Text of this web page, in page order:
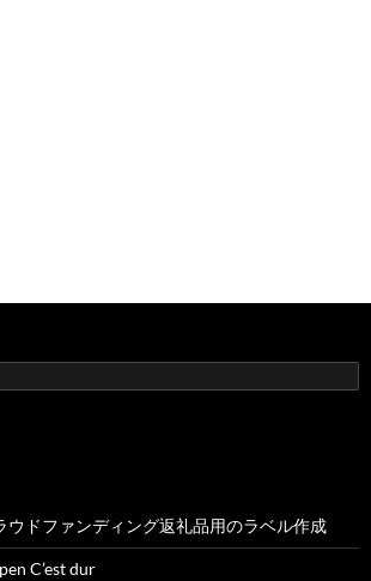
ウドファンディング返礼品用のラベル作成
C’est dur